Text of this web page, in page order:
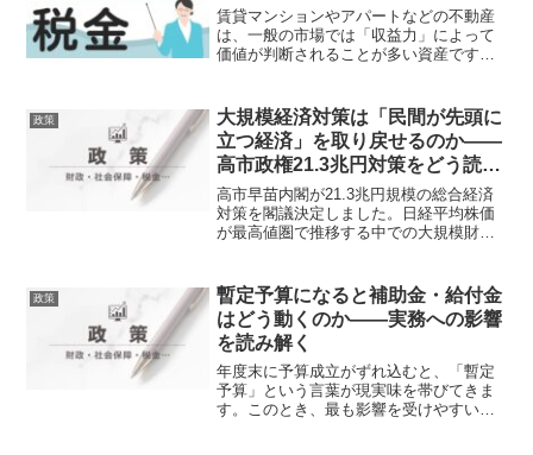
賃貸マンションやアパートなどの不動産
は、一般の市場では「収益力」によって
価値が判断されることが多い資産です。
が重要な要素となります。一方で、相続
税の世界では、不動産の評...
政策
大規模経済対策は「民間が先頭に
立つ経済」を取り戻せるのか――
高市政権21.3兆円対策をどう読む
か
高市早苗内閣が21.3兆円規模の総合経済
対策を閣議決定しました。日経平均株価
が最高値圏で推移する中での大規模財政
という3本柱を掲げていますが、果たして
「責任ある積極財政...
政策
暫定予算になると補助金・給付金
はどう動くのか――実務への影響
を読み解く
年度末に予算成立がずれ込むと、「暫定
予算」という言葉が現実味を帯びてきま
す。このとき、最も影響を受けやすいの